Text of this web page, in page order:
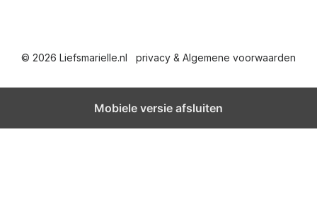
© 2026 Liefsmarielle.nl privacy & Algemene voorwaarden
Mobiele versie afsluiten